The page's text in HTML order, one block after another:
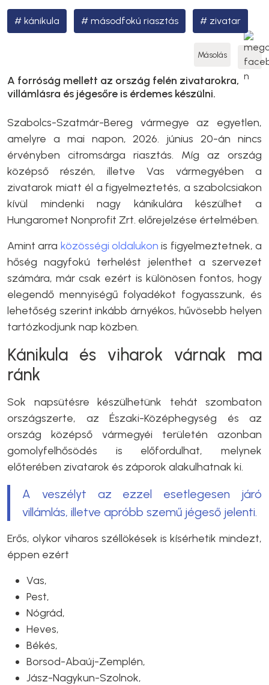
kánikula másodfokú riasztás zivatar
Másolás
A forróság mellett az ország felén zivatarokra,
villámlásra és jégesőre is érdemes készülni.
Szabolcs-Szatmár-Bereg vármegye az egyetlen,
amelyre a mai napon, 2026. június 20-án nincs
érvényben citromsárga riasztás. Míg az ország
középső részén, illetve Vas vármegyében a
zivatarok miatt él a figyelmeztetés, a szabolcsiakon
kívül mindenki nagy kánikulára készülhet a
Hungaromet Nonprofit Zrt. előrejelzése értelmében.
Amint arra közösségi oldalukon is figyelmeztetnek, a
hőség nagyfokú terhelést jelenthet a szervezet
számára, már csak ezért is különösen fontos, hogy
elegendő mennyiségű folyadékot fogyasszunk, és
lehetőség szerint inkább árnyékos, hűvösebb helyen
tartózkodjunk nap közben.
Kánikula és viharok várnak ma
ránk
Sok napsütésre készülhetünk tehát szombaton
országszerte, az Északi-Középhegység és az
ország középső vármegyéi területén azonban
gomolyfelhősödés is előfordulhat, melynek
előterében zivatarok és záporok alakulhatnak ki.
A veszélyt az ezzel esetlegesen járó
villámlás, illetve apróbb szemű jégeső jelenti.
Erős, olykor viharos széllökések is kísérhetik mindezt,
éppen ezért
Vas,
Pest,
Nógrád,
Heves,
Békés,
Borsod-Abaúj-Zemplén,
Jász-Nagykun-Szolnok,